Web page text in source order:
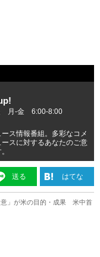
月-金 6:00-8:00
ス情報番組。多彩なコメ
スに対するあなたのご意
送る はてな
意」が米の目的・成果 米中首